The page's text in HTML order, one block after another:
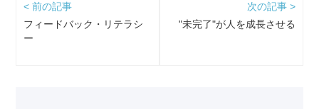
< 前の記事
フィードバック・リテラシ
ー
次の記事 >
"未完了"が人を成長させる